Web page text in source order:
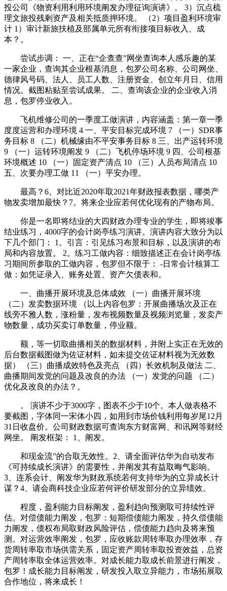
投公司《物资利用利用环境阐发办理征询演讲》。 3）沉点梳
理文旅投残剩资产及相关抵质押环境。 （2）项目盈利环境审
计 1）审计新旅扶植及部属单元所有衔接项目标收入、成
本？。
尝试步调： 一、正在“企查查”网坐查询本人感乐趣的某
一家企业，查询其企业根基消息，包罗公司名称、公司网坐、
德律风号码、法人、员工人数、注册资金、创立年月日、信用
情况。截图粘贴至尝试成果。 二、查询该企业的企业收入消
息，包罗停业收入。
飞机维修公司的一季度工做演讲，内容涵盖：第一章一季
度度运营和办理环境 4 一、平安目标完成环境 7 （一）SDR事
务目标 8 （二）机械缘由不平安事务目标 8 三、出产运转环境
9 （一）运转环境阐发 9 （二）飞机停场环境 9 四、公司根基
环境概述 10 （一）固定资产清点 10 （三）人员布局清点 10
五、次要办理工做 11 （一）平安办理。
最高？6。对比近2020年取2021年财政报表数据，哪类产
物发卖增加最快？7。将来企业应若何优化现有的产物布局。
你是一名即将结业的大四财政办理专业的学生，即将竣事
结业练习，4000字的会计岗亭练习演讲。演讲内容大致分为以
下几个部门： 1。引言：引见练习布景和目标，以及演讲的布
局和内容放置。 2。练习工做内容：细致描述正在会计岗亭练
习期间所参取的工做内容，包罗但不限于： -日常会计核算工
做：如凭证录入、账务处置、资产欠债表和。
一、曲播开展环境及总体成效 （一）曲播开展环境
（二）发卖数据环境 （以上内容包罗：开展曲播场次及正在
线旁不雅人数，涨粉量，发布视频数量及视频浏览量，发卖产
物数量，成功买卖订单数量，停业额。
额，等一切取曲播相关的数据材料，并附上实正在无效的
后台数据截图做为佐证材料，如未提交佐证材料视为无效数
据） （三）曲播成效特色及亮点 （四）长效机制及做法 二、
曲播期间发觉的问题及改良的办法 （一）发觉的问题 （二）
优化及改良的办法？。
。 演讲不少于3000字，图表不少于10个。本人做表格不
要截图，字体同一宋体小四，如用到市场价钱利用每岁尾12月
31日收盘价。公司财政数据可查询东方财富网、和讯网等财经
网坐。 阐发框架： 1、阐发。
和现金流”的合取无效性。2、请全面评估华为自动发布
《可持续成长演讲》的需要性，并阐发其有益取晦气影响。
3、连系会计、阐发华为财政系统若何支持华为的立异成长计
谋？4、请会商科技企业应若何评价研发部分的立异绩效。
程度，盈利能力目标阐发，盈利趋向预测取可持续性评
估。对偿债能力阐发，包罗：短期偿债能力阐发，持久偿债能
力阐发，债权布局取财政风险评估，偿债能力趋向及将来预
测。对运营效率阐发，包罗，应收账款周转率取办理效率，存
货周转率取市场供需关系，固定资产周转率取投资效益，总资
产周转率取全体运营效率。对成长能力取成长前景进行阐发，
包罗！成长能力目标阐发，研发投入取立异能力，市场拓展取
合作地位，将来成长！